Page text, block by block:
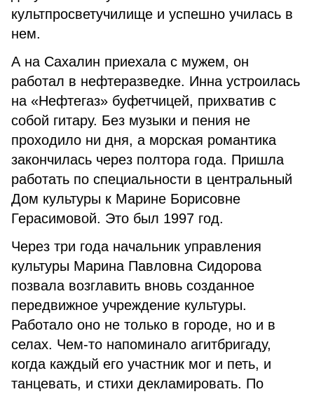
культпросветучилище и успешно училась в
нем.
А на Сахалин приехала с мужем, он
работал в нефтеразведке. Инна устроилась
на «Нефтегаз» буфетчицей, прихватив с
собой гитару. Без музыки и пения не
проходило ни дня, а морская романтика
закончилась через полтора года. Пришла
работать по специальности в центральный
Дом культуры к Марине Борисовне
Герасимовой. Это был 1997 год.
Через три года начальник управления
культуры Марина Павловна Сидорова
позвала возглавить вновь созданное
передвижное учреждение культуры.
Работало оно не только в городе, но и в
селах. Чем-то напоминало агитбригаду,
когда каждый его участник мог и петь, и
танцевать, и стихи декламировать. По